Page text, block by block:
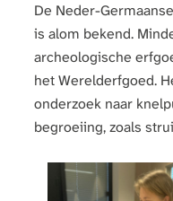
De Neder-
is alom bekend.
archeologische
het Werelderfgoed.
onderzoek naar
begroeiing, zoals